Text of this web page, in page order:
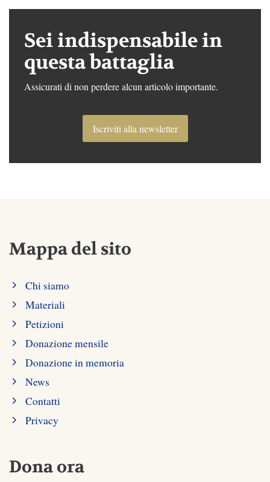
Sei indispensabile in
questa battaglia
Assicurati di non perdere alcun articolo importante.
Iscriviti alla newsletter
Mappa del sito
Chi siamo
Materiali
Petizioni
Donazione mensile
Donazione in memoria
News
Contatti
Privacy
Dona ora